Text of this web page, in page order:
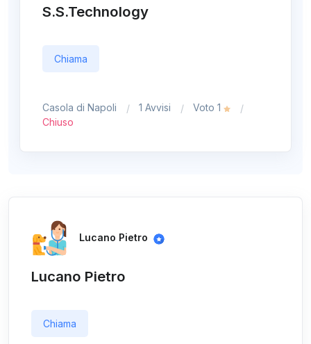
S.S.Technology
Chiama
Casola di Napoli 1 Avvisi
Voto 1
Chiuso
Lucano Pietro
Lucano Pietro
Chiama